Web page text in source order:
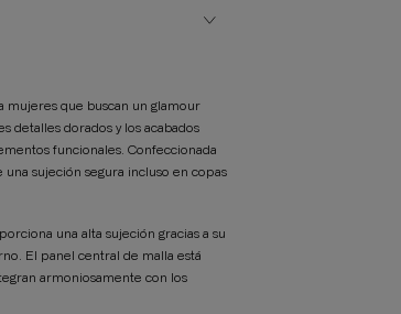
mujeres que buscan un glamour
detalles dorados y los acabados
funcionales. Confeccionada
sujeción segura incluso en copas
una alta sujeción gracias a su
El panel central de malla está
armoniosamente con los